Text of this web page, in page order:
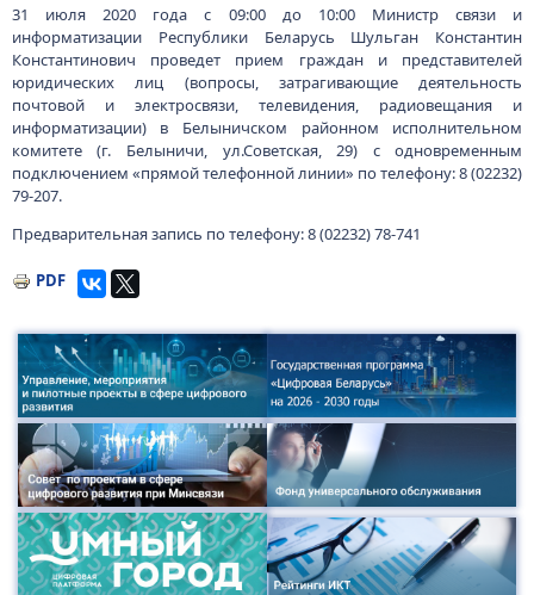
31 июля 2020 года с 09:00 до 10:00 Министр связи и
информатизации Республики Беларусь Шульган Константин
Константинович проведет прием граждан и представителей
юридических лиц (вопросы, затрагивающие деятельность
почтовой и электросвязи, телевидения, радиовещания и
информатизации) в Белыничском районном исполнительном
комитете (г. Белыничи, ул.Советская, 29) с одновременным
подключением «прямой телефонной линии» по телефону: 8 (02232)
79-207.
Предварительная запись по телефону: 8 (02232) 78-741
PDF